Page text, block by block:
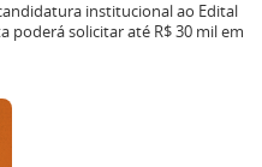
institucional ao Edital
poderá solicitar até R$ 30 mil em